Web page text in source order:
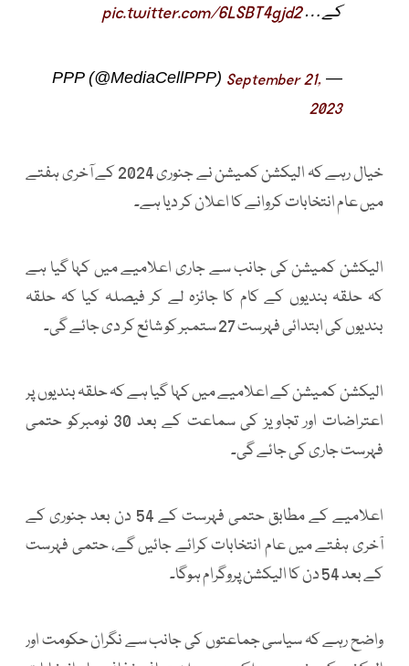
کے…pic.twitter.com/6LSBT4gjd2
— PPP (@MediaCellPPP)
September 21,
2023
خیال رہے کہ الیکشن کمیشن نے جنوری 2024 کے آخری ہفتے
میں عام انتخابات کروانے کا اعلان کر دیا ہے۔
الیکشن کمیشن کی جانب سے جاری اعلامیے میں کہا گیا ہے
کہ حلقہ بندیوں کے کام کا جائزہ لے کر فیصلہ کیا کہ حلقہ
بندیوں کی ابتدائی فہرست 27 ستمبر کو شائع کر دی جائے گی۔
الیکشن کمیشن کے اعلامیے میں کہا گیا ہے کہ حلقہ بندیوں پر
اعتراضات اور تجاویز کی سماعت کے بعد 30 نومبرکو حتمی
فہرست جاری کی جائے گی۔
اعلامیے کے مطابق حتمی فہرست کے 54 دن بعد جنوری کے
آخری ہفتے میں عام انتخابات کرائے جائیں گے، حتمی فہرست
کے بعد 54 دن کا الیکشن پروگرام ہوگا۔
واضح رہے کہ سیاسی جماعتوں کی جانب سے نگران حکومت اور